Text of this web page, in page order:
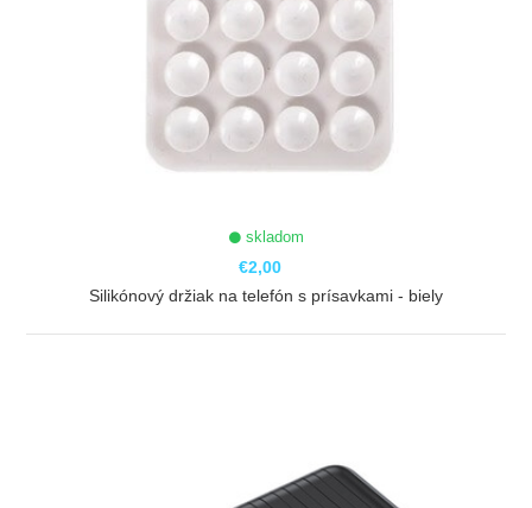
skladom
€2,00
Silikónový držiak na telefón s prísavkami - biely